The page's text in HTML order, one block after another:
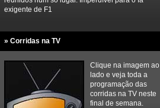
exigente de F1
» Corridas na TV
Clique na imagem ao
lado e veja toda a
programação das
corridas na TV neste
final de semana.